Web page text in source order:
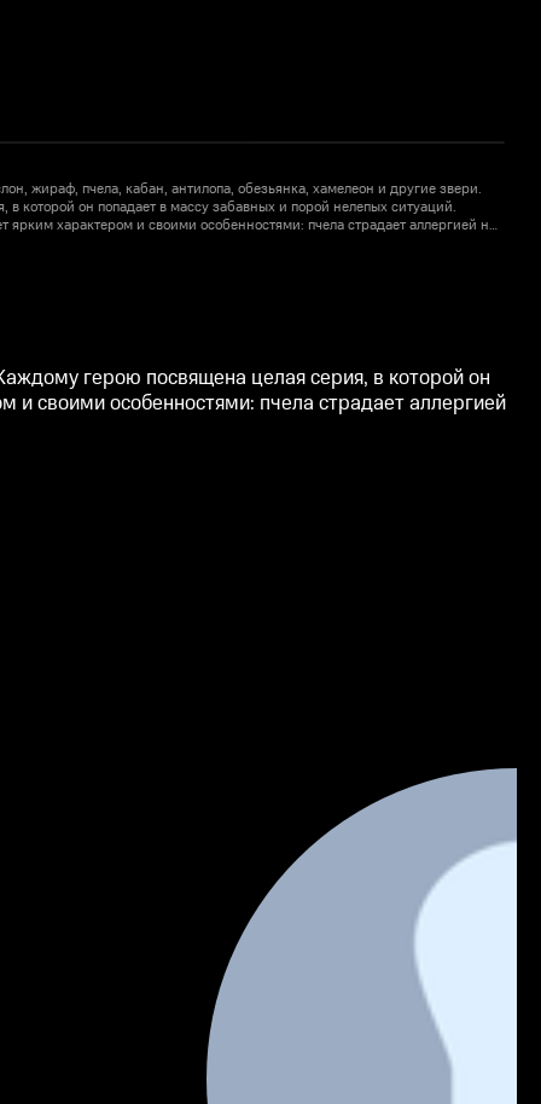
жираф, пчела, кабан, антилопа, обезьянка, хамелеон и другие звери.
которой он попадает в массу забавных и порой нелепых ситуаций.
ярким характером и своими особенностями: пчела страдает аллергией на
то и дело теряет голос.
герою посвящена целая серия, в которой он
своими особенностями: пчела страдает аллергией